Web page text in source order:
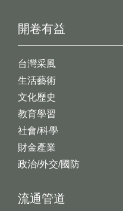
開卷有益
台灣采風
生活藝術
文化歷史
教育學習
社會/科學
財金產業
政治/外交/國防
流通管道